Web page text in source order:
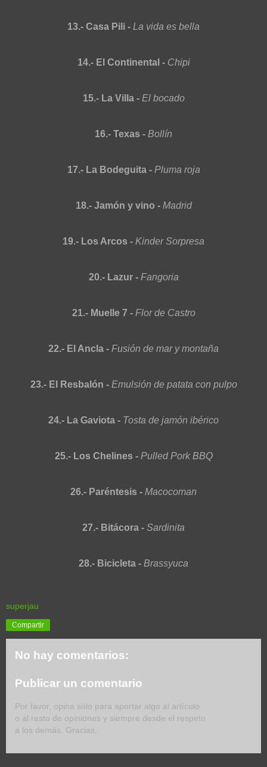
13.- Casa Pili - La vida es bella
14.- El Continental - Chipi
15.- La Villa - El bocado
16.- Texas - Bollín
17.- La Bodeguita - Pluma roja
18.- Jamón y vino - Madrid
19.- Los Arcos - Kinder Sorpresa
20.- Lazur - Fangoria
21.- Muelle 7 - Flor de Castro
22.- El Ancla - Fusión de mar y montaña
23.- El Resbalón - Emulsión de patata con pulpo
24.- La Gaviota - Tosta de jamón ibérico
25.- Los Chelines - Pulled Pork BBQ
26.- Paréntesis - Macocoman
27.- Bitácora - Sardinita
28.- Bicicleta - Brassyuca
superjau
Compartir
No hay comentarios:
Publicar un comentario
Por favor, opina sólo para aportar algo al artículo
o al resto de opiniones y siempre desde el respeto
a los demás. Gracias.